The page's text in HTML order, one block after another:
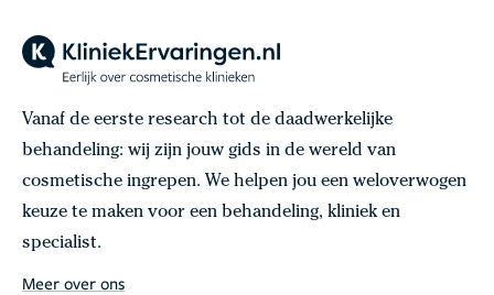
Vanaf de eerste research tot de daadwerkelijke
behandeling: wij zijn jouw gids in de wereld van
cosmetische ingrepen. We helpen jou een weloverwogen
keuze te maken voor een behandeling, kliniek en
specialist.
Meer over ons